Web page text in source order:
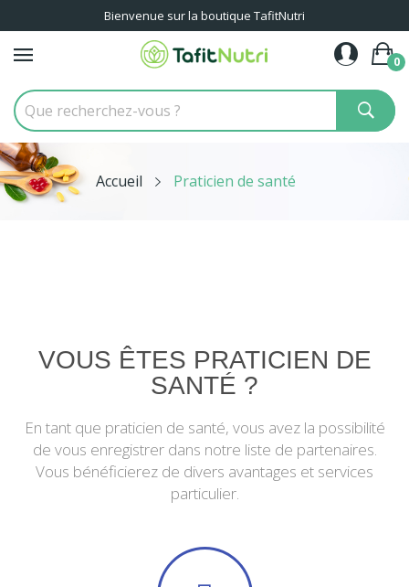
Bienvenue sur la boutique TafitNutri
0
Accueil Praticien de santé
VOUS ÊTES PRATICIEN DE
SANTÉ ?
En tant que praticien de santé, vous avez la possibilité
de vous enregistrer dans notre liste de partenaires.
Vous bénéficierez de divers avantages et services
particulier.